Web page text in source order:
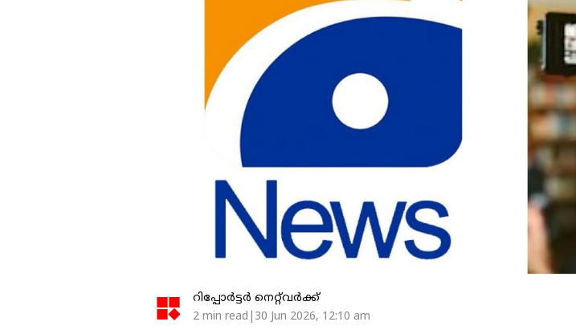
റിപ്പോർട്ടർ നെറ്റ്‌വര്‍ക്ക്‌
2 min read|30 Jun 2026, 12:10 am